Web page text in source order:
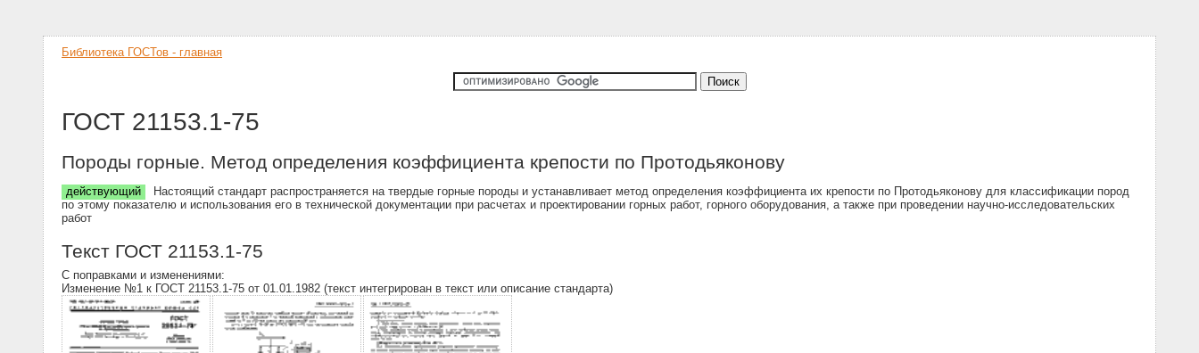
Библиотека ГОСТов - главная
ГОСТ 21153.1-75
Породы горные. Метод определения коэффициента крепости по Протодьяконову
действующий
Настоящий стандарт распространяется на твердые горные породы и устанавливает метод определения коэффициента их крепости по Протодьяконову для классификации пород
по этому показателю и использования его в технической документации при расчетах и проектировании горных работ, горного оборудования, а также при проведении научно-исследовательских
работ
Текст ГОСТ 21153.1-75
С поправками и изменениями:
Изменение №1 к ГОСТ 21153.1-75 от 01.01.1982 (текст интегрирован в текст или описание стандарта)